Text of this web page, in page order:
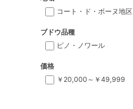
コート・ド・ボーヌ地区
ブドウ品種
ピノ・ノワール
価格
￥20,000～￥49,999